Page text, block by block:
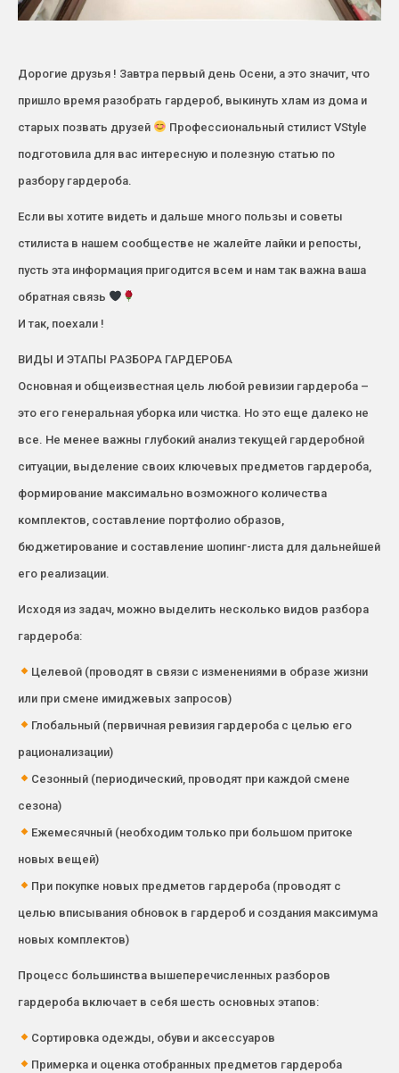
Дорогие друзья ! Завтра первый день Осени, а это значит, что
пришло время разобрать гардероб, выкинуть хлам из дома и
старых позвать друзей
Профессиональный стилист VStyle
подготовила для вас интересную и полезную статью по
разбору гардероба.
Если вы хотите видеть и дальше много пользы и советы
стилиста в нашем сообществе не жалейте лайки и репосты,
пусть эта информация пригодится всем и нам так важна ваша
обратная связь
И так, поехали !
ВИДЫ И ЭТАПЫ РАЗБОРА ГАРДЕРОБА
Основная и общеизвестная цель любой ревизии гардероба –
это его генеральная уборка или чистка. Но это еще далеко не
все. Не менее важны глубокий анализ текущей гардеробной
ситуации, выделение своих ключевых предметов гардероба,
формирование максимально возможного количества
комплектов, составление портфолио образов,
бюджетирование и составление шопинг-листа для дальнейшей
его реализации.
Исходя из задач, можно выделить несколько видов разбора
гардероба:
Целевой (проводят в связи с изменениями в образе жизни
или при смене имиджевых запросов)
Глобальный (первичная ревизия гардероба с целью его
рационализации)
Сезонный (периодический, проводят при каждой смене
сезона)
Ежемесячный (необходим только при большом притоке
новых вещей)
При покупке новых предметов гардероба (проводят с
целью вписывания обновок в гардероб и создания максимума
новых комплектов)
Процесс большинства вышеперечисленных разборов
гардероба включает в себя шесть основных этапов:
Сортировка одежды, обуви и аксессуаров
Примерка и оценка отобранных предметов гардероба